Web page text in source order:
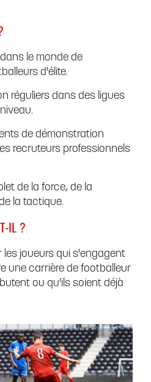
le monde de
d'élite.
réguliers dans des ligues
de démonstration
recruteurs professionnels
de la force, de la
la tactique.
IL ?
les joueurs qui s'engagent
une carrière de footballeur
ou qu'ils soient déjà